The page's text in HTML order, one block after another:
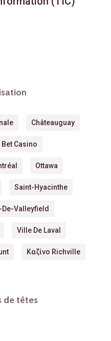
Châteauguay
Bet Casino
Ottawa
Saint-Hyacinthe
Valleyfield
Ville De Laval
Καζίνο Richville
de têtes